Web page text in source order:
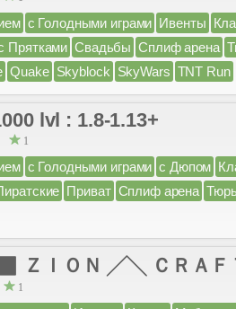
с Голодными играми Ивенты
Прятками Свадьбы Сплиф арена
Quake Skyblock SkyWars TNT Run
lvl : 1.8-1.13+
1
с Голодными играми с Дюпом
Приват Сплиф арена
ＩＯＮ ╱╲ ＣＲＡ
1